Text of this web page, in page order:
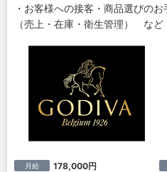
・お客様への接客・商品選びの
（売上・在庫・衛生管理） など
月給 178,000円